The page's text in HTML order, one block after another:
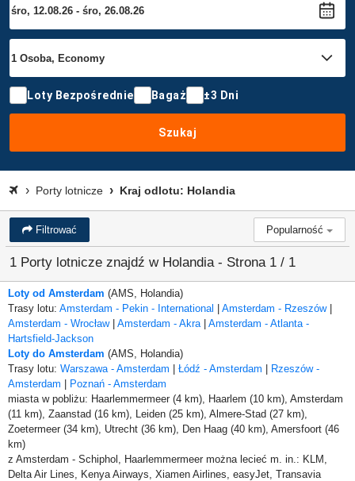
Loty Bezpośrednie Bagaż ±3 Dni
Szukaj
Porty lotnicze Kraj odlotu: Holandia
Filtrować Popularność
1 Porty lotnicze znajdź w Holandia - Strona 1 / 1
Loty od Amsterdam (AMS, Holandia)
Trasy lotu: Amsterdam - Pekin - International | Amsterdam - Rzeszów|
Amsterdam - Wrocław| Amsterdam - Akra | Amsterdam - Atlanta -
Hartsfield-Jackson
Loty do Amsterdam (AMS, Holandia)
Trasy lotu: Warszawa - Amsterdam | Łódź - Amsterdam | Rzeszów -
Amsterdam | Poznań - Amsterdam
miasta w pobliżu: Haarlemmermeer (4 km), Haarlem (10 km), Amsterdam
(11 km), Zaanstad (16 km), Leiden (25 km), Almere-Stad (27 km),
Zoetermeer (34 km), Utrecht (36 km), Den Haag (40 km), Amersfoort (46
km)
z Amsterdam - Schiphol, Haarlemmermeer można lecieć m. in.: KLM,
Delta Air Lines, Kenya Airways, Xiamen Airlines, easyJet, Transavia